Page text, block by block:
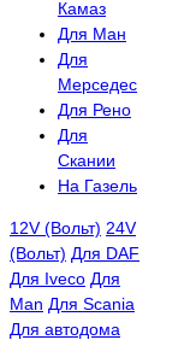
Камаз
Для Ман
Для
Мерседес
Для Рено
Для
Скании
На Газель
12V (Вольт) 24V
(Вольт) Для DAF
Для Iveco Для
Man Для Scania
Для автодома